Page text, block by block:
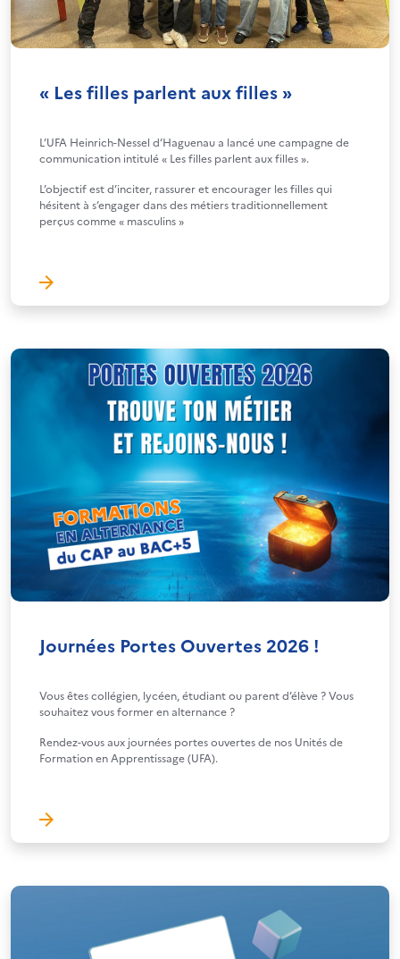
« Les filles parlent aux filles »
L’UFA Heinrich-Nessel d’Haguenau a lancé une campagne de
communication intitulé « Les filles parlent aux filles ».
L’objectif est d’inciter, rassurer et encourager les filles qui
hésitent à s’engager dans des métiers traditionnellement
perçus comme « masculins »
Journées Portes Ouvertes 2026 !
Vous êtes collégien, lycéen, étudiant ou parent d’élève ? Vous
souhaitez vous former en alternance ?
Rendez-vous aux journées portes ouvertes de nos Unités de
Formation en Apprentissage (UFA).